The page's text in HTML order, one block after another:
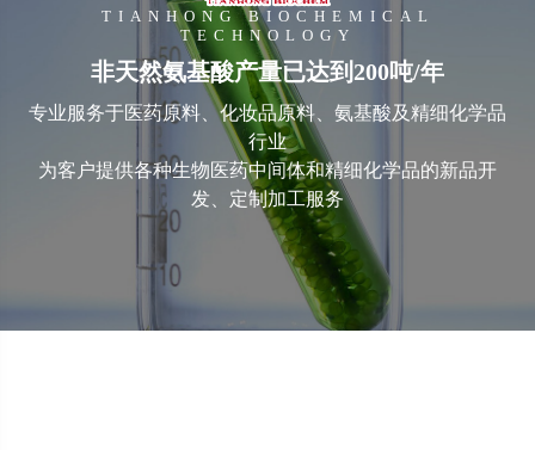
TIANHONG BIOCHEMICAL
TECHNOLOGY
非天然氨基酸产量已达到200吨/年
专业服务于医药原料、化妆品原料、氨基酸及精细化学品
行业
为客户提供各种生物医药中间体和精细化学品的新品开
发、定制加工服务